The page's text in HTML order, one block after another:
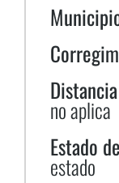
no aplica
Estado
estado